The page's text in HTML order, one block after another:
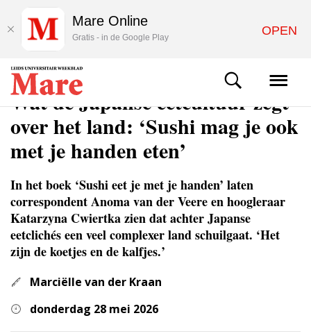
CULTUUR
Wat de Japanse eetcultuur zegt
over het land: ‘Sushi mag je ook
met je handen eten’
In het boek ‘Sushi eet je met je handen’ laten
correspondent Anoma van der Veere en hoogleraar
Katarzyna Cwiertka zien dat achter Japanse
eetclichés een veel complexer land schuilgaat. ‘Het
zijn de koetjes en de kalfjes.’
Marciëlle van der Kraan
donderdag 28 mei 2026
Mare Online
Gratis - in de Google Play OPEN